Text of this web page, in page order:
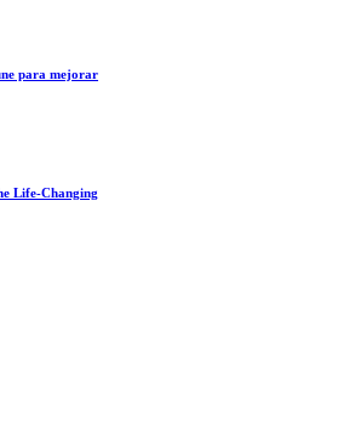
para mejorar
Life-Changing